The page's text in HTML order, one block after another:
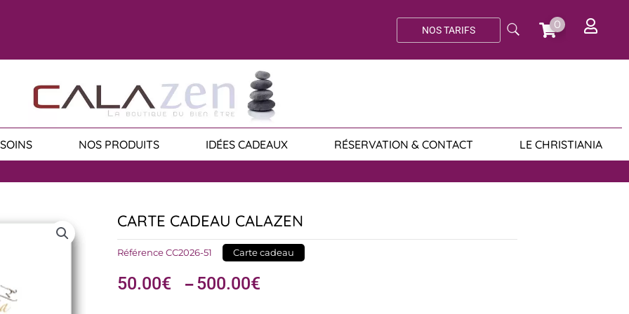
NOS TARIFS 0
NOS PRODUITS IDÉES CADEAUX RÉSERVATION & CONTACT LE CHRISTIANIA
CARTE CADEAU CALAZEN
Référence CC2026-51 Carte cadeau
50.00€ –500.00€
Plage